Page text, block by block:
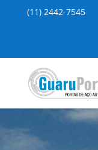
(11) 2442-7545